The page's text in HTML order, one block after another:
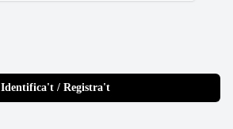
Identifica't / Registra't